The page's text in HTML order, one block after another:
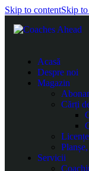
Skip to contentSkip
Acasă
Despre noi
Magazin
Cărți
Servicii